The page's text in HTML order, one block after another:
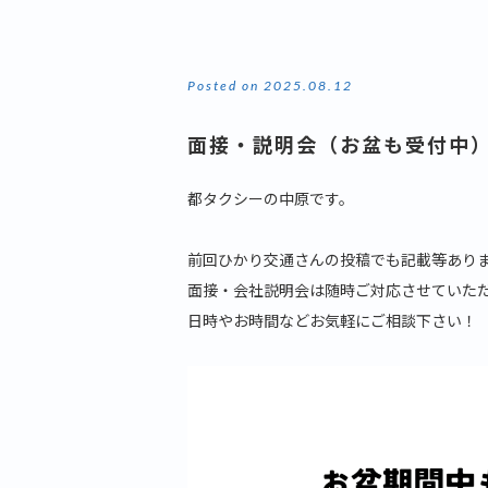
Posted on 2025.08.12
面接・説明会（お盆も受付中）
都タクシーの中原です。
前回ひかり交通さんの投稿でも記載等あり
面接・会社説明会は随時ご対応させていた
日時やお時間などお気軽にご相談下さい！